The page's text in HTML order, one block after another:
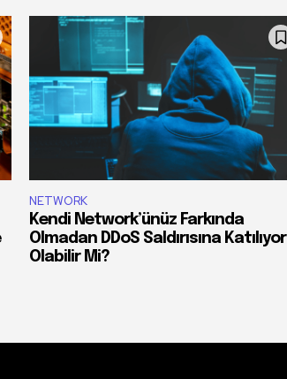
NETWORK
Kendi Network’ünüz Farkında
Olmadan DDoS Saldırısına Katılıyor
Olabilir Mi?